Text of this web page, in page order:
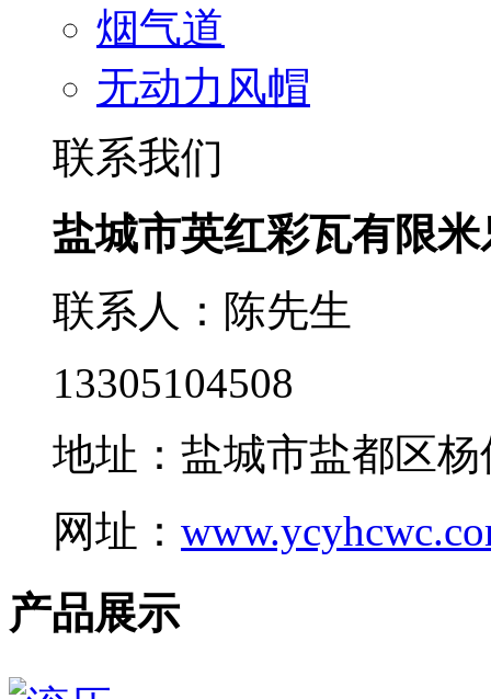
烟气道
无动力风帽
联系我们
盐城市英红彩瓦有限
联系人：陈先生
13305104508
地址：盐城市盐都区
网址：
产品展示